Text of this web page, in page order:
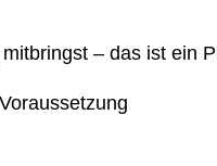
mitbringst – das ist ein